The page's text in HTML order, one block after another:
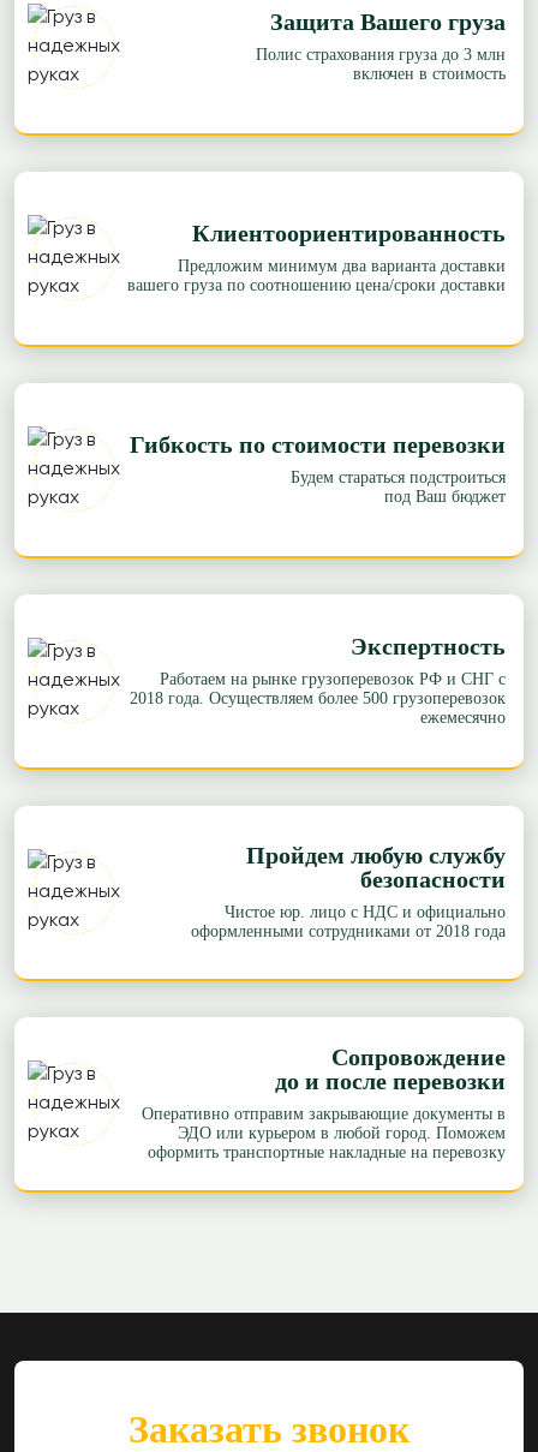
Защита Вашего груза
Полис страхования груза до 3 млн
включен в стоимость
Клиентоориентированность
Предложим минимум два варианта доставки
вашего груза по соотношению цена/сроки доставки
Гибкость по стоимости перевозки
Будем стараться подстроиться
под Ваш бюджет
Экспертность
Работаем на рынке грузоперевозок РФ и СНГ с
2018 года. Осуществляем более 500 грузоперевозок
ежемесячно
Пройдем любую службу
безопасности
Чистое юр. лицо с НДС и официально
оформленными сотрудниками от 2018 года
Сопровождение
до и после перевозки
Оперативно отправим закрывающие документы в
ЭДО или курьером в любой город. Поможем
оформить транспортные накладные на перевозку
Заказать звонок